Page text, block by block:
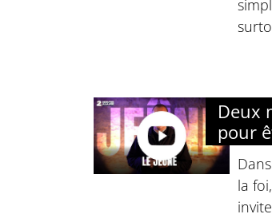
Deux
pour
la